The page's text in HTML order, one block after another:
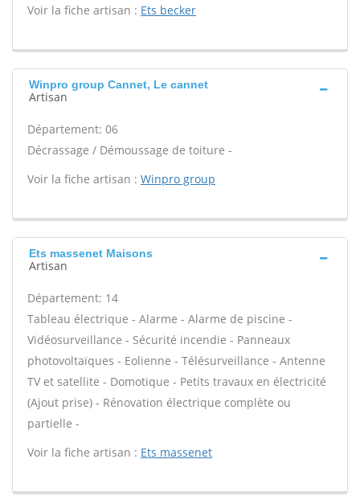
Voir la fiche artisan : Ets becker
Winpro group Cannet, Le cannet
Artisan
Département: 06
Décrassage / Démoussage de toiture -
Voir la fiche artisan : Winpro group
Ets massenet Maisons
Artisan
Département: 14
Tableau électrique - Alarme - Alarme de piscine -
Vidéosurveillance - Sécurité incendie - Panneaux
photovoltaïques - Eolienne - Télésurveillance - Antenne
TV et satellite - Domotique - Petits travaux en électricité
(Ajout prise) - Rénovation électrique complète ou
partielle -
Voir la fiche artisan : Ets massenet